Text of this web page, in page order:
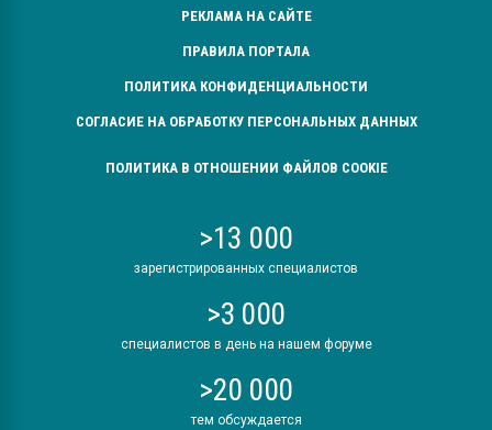
РЕКЛАМА НА САЙТЕ
ПРАВИЛА ПОРТАЛА
ПОЛИТИКА КОНФИДЕНЦИАЛЬНОСТИ
СОГЛАСИЕ НА ОБРАБОТКУ ПЕРСОНАЛЬНЫХ ДАННЫХ
ПОЛИТИКА В ОТНОШЕНИИ ФАЙЛОВ COOKIE
>13 000
зарегистрированных специалистов
>3 000
специалистов в день на нашем форуме
>20 000
тем обсуждается